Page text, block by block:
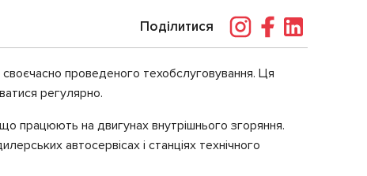
Поділитися
проведеного техобслуговування. Ця
регулярно.
працюють на двигунах внутрішнього згоряння.
автосервісах і станціях технічного